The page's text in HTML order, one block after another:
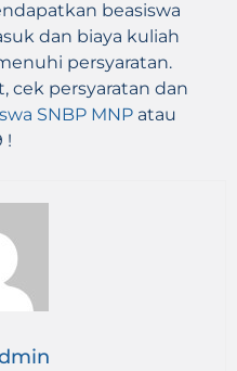
beasiswa
dan biaya kuliah
persyaratan.
cek persyaratan dan
SNBP MNP atau
!